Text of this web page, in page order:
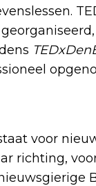
voor
richting,